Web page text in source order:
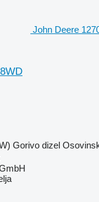
John Deere
Gorivo dizel